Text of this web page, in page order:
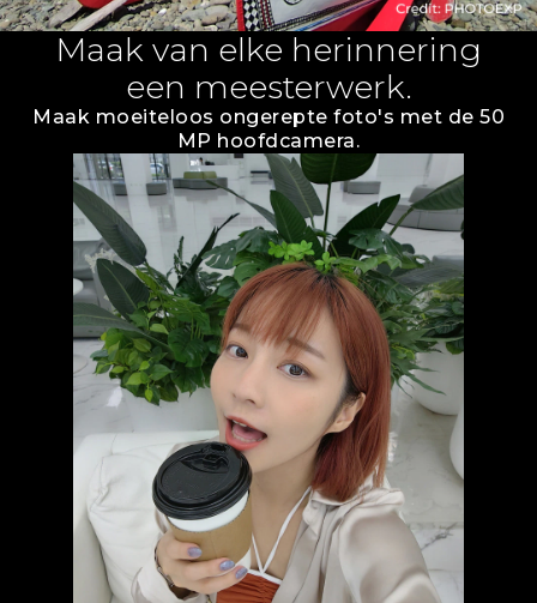
Maak van elke herinnering
een meesterwerk.
Maak moeiteloos ongerepte foto's met de 50
MP hoofdcamera.